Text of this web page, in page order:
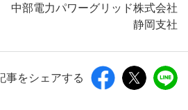
中部電力パワーグリッド株式会社
静岡支社
事をシェアする